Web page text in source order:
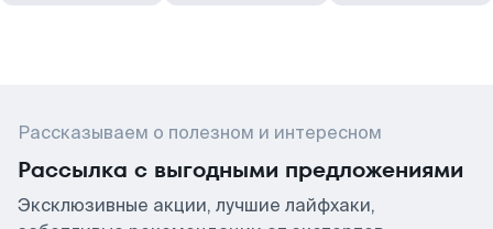
Рассказываем о полезном и интересном
Рассылка с выгодными предложениями
Эксклюзивные акции, лучшие лайфхаки,